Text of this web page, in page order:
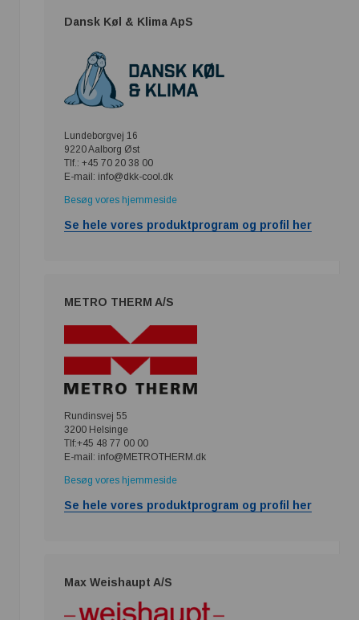
Dansk Køl & Klima ApS
Lundeborgvej 16
9220 Aalborg Øst
Tlf.: +45 70 20 38 00
E-mail: info@dkk-cool.dk
Besøg vores hjemmeside
Se hele vores produktprogram og profil her
METRO THERM A/S
Rundinsvej 55
3200 Helsinge
Tlf:+45 48 77 00 00
E-mail: info@METROTHERM.dk
Besøg vores hjemmeside
Se hele vores produktprogram og profil her
Max Weishaupt A/S